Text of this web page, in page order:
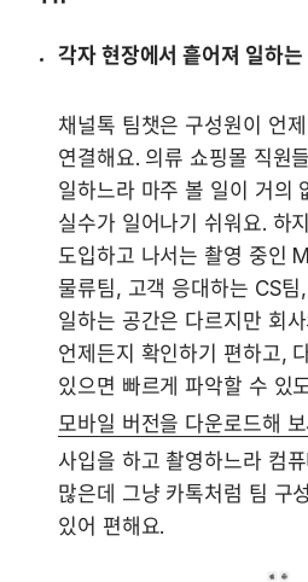
각자 현장에서 흩어져 일하
채널톡 팀챗은 구성원이 언
연결해요. 의류 쇼핑몰 직원
일하느라 마주 볼 일이 거의
실수가 일어나기 쉬워요. 하
도입하고 나서는 촬영 중인
물류팀, 고객 응대하는 CS
일하는 공간은 다르지만 회
언제든지 확인하기 편하고,
모바일 버전을 다운로드해
사입을 하고 촬영하느라 컴
많은데 그냥 카톡처럼 팀 구
있어 편해요.